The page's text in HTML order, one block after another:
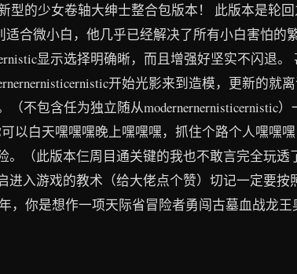
的少女卷轴大绅士整合包版本！ 此版本是轮
合微小白，他几乎已经解决了所有小白害怕的繁
显示选择明确晰，而且增强好坚实不闪退
开始光影来到造模，更新的就
不包含任为独立随从modernernernisticernistic
以白天嘿嘿嘿晚上嘿嘿嘿，抓住个路个人嘿嘿
。（此版本仨周目通关键的我也不敢言完全玩透
进入游戏的教术（给大佬点个赞）切记一定要按
你是想作一项天际省冒险者勇闯古墓血战龙王